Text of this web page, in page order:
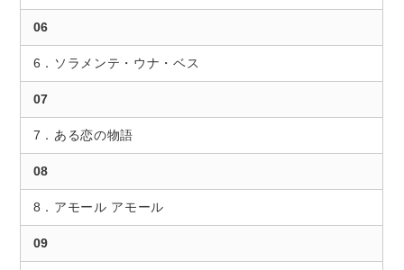
06
6．ソラメンテ・ウナ・ベス
07
7．ある恋の物語
08
8．アモール アモール
09